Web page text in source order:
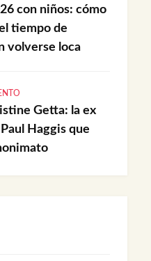
con niños: cómo
tiempo de
volverse loca
Getta: la ex
Haggis que